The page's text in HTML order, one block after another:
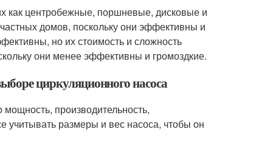
как центробежные, поршневые, дисковые и
домов, поскольку они эффективны и
но их стоимость и сложность
они менее эффективны и громоздкие.
циркуляционного насоса
производительность,
учитывать размеры и вес насоса, чтобы он